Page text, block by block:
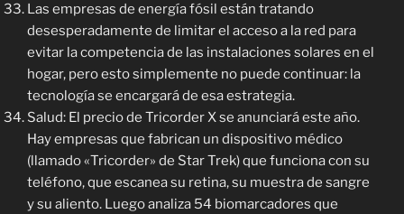
Las empresas de energía fósil están tratando
desesperadamente de limitar el acceso a la red para
evitar la competencia de las instalaciones solares en el
hogar, pero esto simplemente no puede continuar: la
tecnología se encargará de esa estrategia.
Salud: El precio de Tricorder X se anunciará este año.
Hay empresas que fabrican un dispositivo médico
(llamado «Tricorder» de Star Trek) que funciona con su
teléfono, que escanea su retina, su muestra de sangre
y su aliento. Luego analiza 54 biomarcadores que